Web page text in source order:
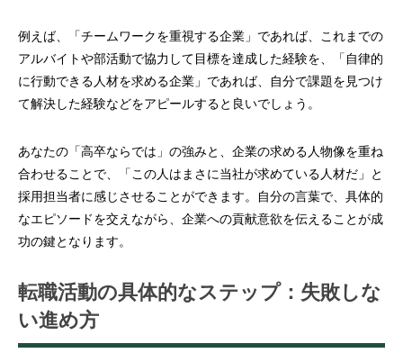
例えば、「チームワークを重視する企業」であれば、これまでの
アルバイトや部活動で協力して目標を達成した経験を、「自律的
に行動できる人材を求める企業」であれば、自分で課題を見つけ
て解決した経験などをアピールすると良いでしょう。
あなたの「高卒ならでは」の強みと、企業の求める人物像を重ね
合わせることで、「この人はまさに当社が求めている人材だ」と
採用担当者に感じさせることができます。自分の言葉で、具体的
なエピソードを交えながら、企業への貢献意欲を伝えることが成
功の鍵となります。
転職活動の具体的なステップ：失敗しな
い進め方